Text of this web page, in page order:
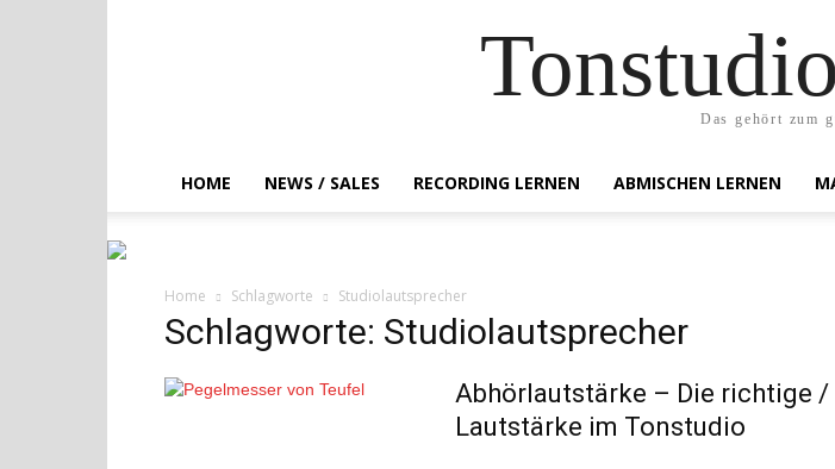
Das gehört zum
HOME NEWS / SALES RECORDING LERNEN ABMISCHEN LERNEN
Home Schlagworte Studiolautsprecher
Schlagworte: Studiolautsprecher
Abhörlautstärke – Die richtige
Lautstärke im Tonstudio